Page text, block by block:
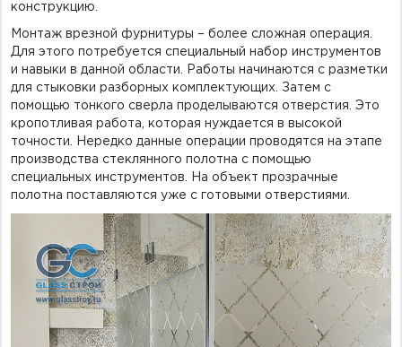
конструкцию.
Монтаж врезной фурнитуры – более сложная операция.
Для этого потребуется специальный набор инструментов
и навыки в данной области. Работы начинаются с разметки
для стыковки разборных комплектующих. Затем с
помощью тонкого сверла проделываются отверстия. Это
кропотливая работа, которая нуждается в высокой
точности. Нередко данные операции проводятся на этапе
производства стеклянного полотна с помощью
специальных инструментов. На объект прозрачные
полотна поставляются уже с готовыми отверстиями.